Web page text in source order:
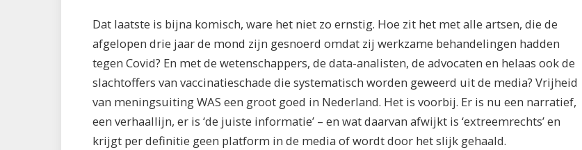
Dat laatste is bijna komisch, ware het niet zo ernstig. Hoe zit het met alle artsen, die de
afgelopen drie jaar de mond zijn gesnoerd omdat zij werkzame behandelingen hadden
tegen Covid? En met de wetenschappers, de data-analisten, de advocaten en helaas ook de
slachtoffers van vaccinatieschade die systematisch worden geweerd uit de media? Vrijheid
van meningsuiting WAS een groot goed in Nederland. Het is voorbij. Er is nu een narratief,
een verhaallijn, er is ‘de juiste informatie’ – en wat daarvan afwijkt is ‘extreemrechts’ en
krijgt per definitie geen platform in de media of wordt door het slijk gehaald.